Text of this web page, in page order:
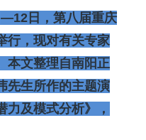
日，第八届重庆
行，现对有关专家
本文整理自南阳正
先生所作的主题演
力及模式分析》，